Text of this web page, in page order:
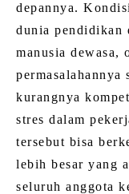
depannya.
dunia pendidikan
manusia dewasa,
kurangnya
stres dalam
tersebut bisa
lebih besar yang
seluruh anggota